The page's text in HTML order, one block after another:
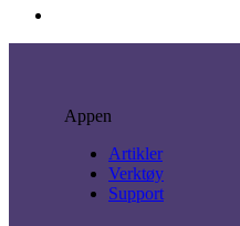
Appen
Artikler
Verktøy
Support